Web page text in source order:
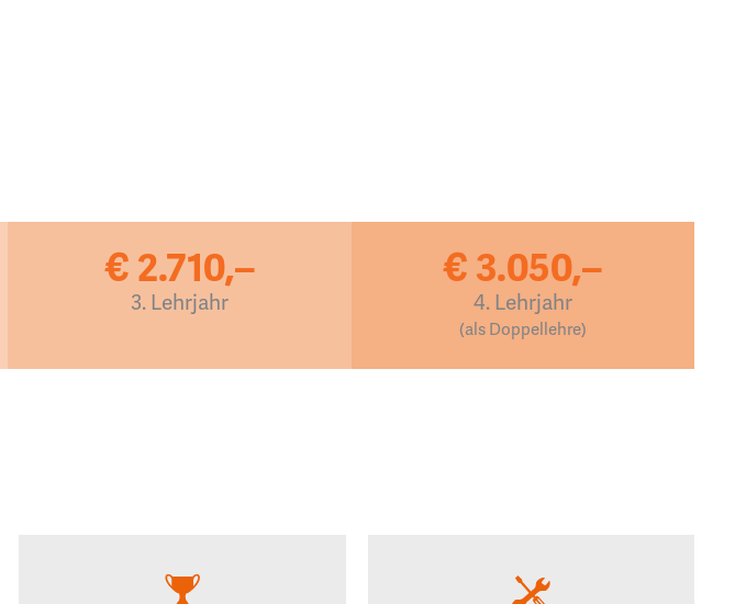
€ 2.710,–
3. Lehrjahr
€ 3.050,–
4. Lehrjahr
(als Doppellehre)